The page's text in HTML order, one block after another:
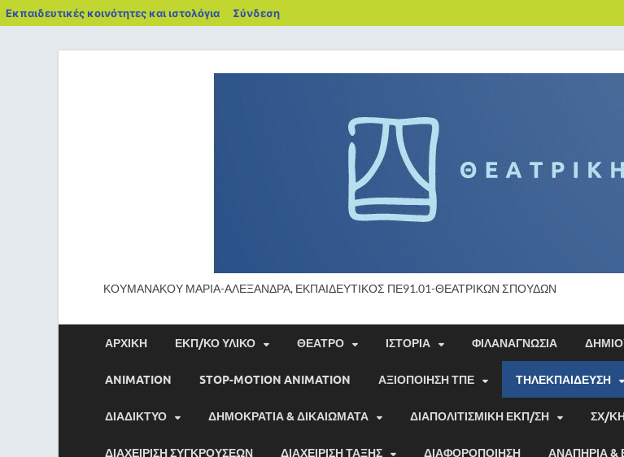
Εκπαιδευτικές κοινότητες και ιστολόγια Σύνδεση
ΚΟΥΜΑΝΑΚΟΥ ΜΑΡΙΑ-ΑΛΕΞΑΝΔΡΑ, ΕΚΠΑΙΔΕΥΤΙΚΟΣ ΠΕ91.01-ΘΕΑΤΡΙΚΩΝ ΣΠΟΥΔΩΝ
ΑΡΧΙΚΉ ΕΚΠ/ΚΟ ΥΛΙΚΟ ΘΕΑΤΡΟ ΙΣΤΟΡΙΑ ΦΙΛΑΝΑΓΝΩΣΙΑ
ANIMATION STOP-MOTION ANIMATION ΑΞΙΟΠΟΙΗΣΗ ΤΠΕ ΤΗΛΕΚΠΑΙΔΕΥΣΗ
ΔΙΑΔΙΚΤΥΟ ΔΗΜΟΚΡΑΤΙΑ & ΔΙΚΑΙΩΜΑΤΑ ΔΙΑΠΟΛΙΤΙΣΜΙΚΗ ΕΚΠ/ΣΗ ΣΧ/
ΔΙΑΧΕΙΡΙΣΗ ΣΥΓΚΡΟΥΣΕΩΝ ΔΙΑΧΕΙΡΙΣΗ ΤΑΞΗΣ ΔΙΑΦΟΡΟΠΟΙΗΣΗ ΑΝΑΠΗΡΙΑ &